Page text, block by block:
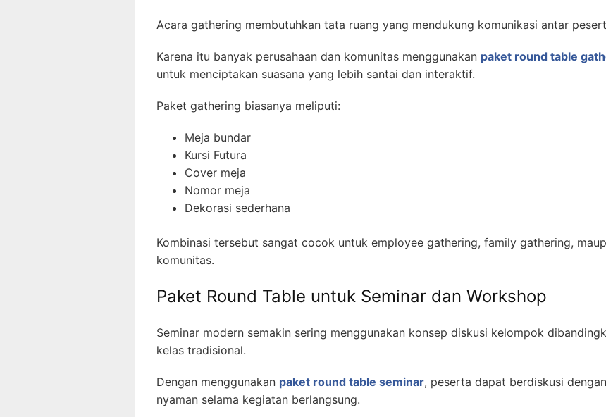
Acara gathering membutuhkan tata ruang yang mendukung komunikasi antar
Karena itu banyak perusahaan dan komunitas menggunakan paket round table
untuk menciptakan suasana yang lebih santai dan interaktif.
Paket gathering biasanya meliputi:
Meja bundar
Kursi Futura
Cover meja
Nomor meja
Dekorasi sederhana
Kombinasi tersebut sangat cocok untuk employee gathering, family gathering,
komunitas.
Paket Round Table untuk Seminar dan Workshop
Seminar modern semakin sering menggunakan konsep diskusi kelompok
kelas tradisional.
Dengan menggunakan paket round table seminar, peserta dapat berdiskusi
nyaman selama kegiatan berlangsung.